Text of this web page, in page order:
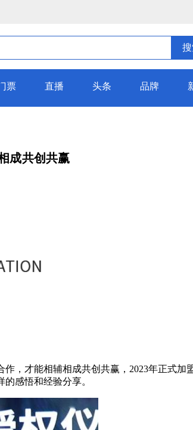
票 直播 头条 品牌
成共创共赢
，才能相辅相成共创共赢，2023年正式加
感悟和经验分享。